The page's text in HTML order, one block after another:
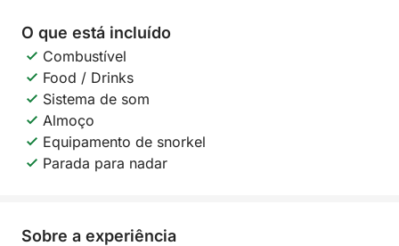
O que está incluído
Combustível
Food / Drinks
Sistema de som
Almoço
Equipamento de snorkel
Parada para nadar
Sobre a experiência